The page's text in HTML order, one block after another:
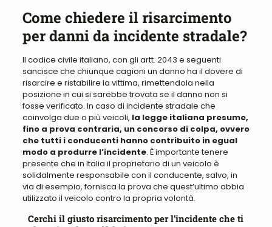
Come chiedere il risarcimento
per danni da incidente stradale?
Il codice civile italiano, con gli artt. 2043 e seguenti
sancisce che chiunque cagioni un danno ha il dovere di
risarcire e ristabilire la vittima, rimettendola nella
posizione in cui si sarebbe trovata se il danno non si
fosse verificato. In caso di incidente stradale che
coinvolga due o più veicoli, la legge italiana presume,
fino a prova contraria, un concorso di colpa, ovvero
che tutti i conducenti hanno contribuito in egual
modo a produrre l’incidente. È importante tenere
presente che in Italia il proprietario di un veicolo è
solidalmente responsabile con il conducente, salvo, in
via di esempio, fornisca la prova che quest’ultimo abbia
utilizzato il veicolo contro la propria volontà.
Cerchi il giusto risarcimento per l’incidente che ti